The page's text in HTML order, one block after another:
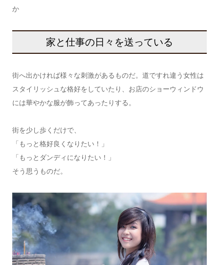
か
家と仕事の日々を送っている
街へ出かければ様々な刺激があるものだ。道ですれ違う女性は
スタイリッシュな格好をしていたり、お店のショーウィンドウ
には華やかな服が飾ってあったりする。
街を少し歩くだけで、
「もっと格好良くなりたい！」
「もっとダンディになりたい！」
そう思うものだ。